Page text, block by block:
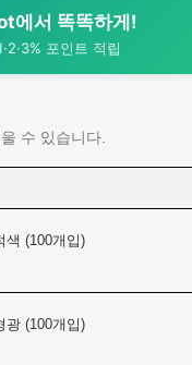
에서 똑똑하게!
포인트 적립
수 있습니다.
색 (100개입)
광 (100개입)